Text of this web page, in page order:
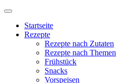
Startseite
Rezepte
Rezepte nach Zutaten
Rezepte nach Themen
Frühstück
Snacks
Vorspeisen